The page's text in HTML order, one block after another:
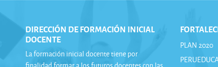
DIRECCIÓN DE FORMACIÓN INICIAL
DOCENTE
La formación inicial docente tiene por
PLAN 2020